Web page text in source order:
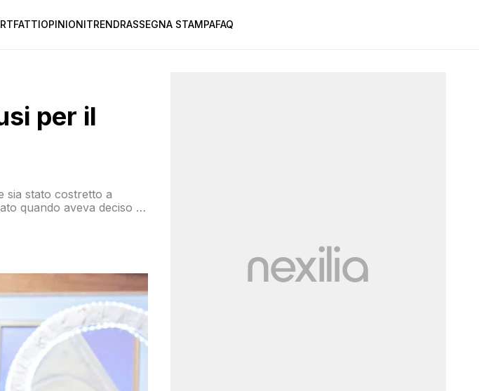
FATTIOPINIONITRENDRASSEGNA STAMPAFAQ
per il
sia stato costretto a
quando aveva deciso di